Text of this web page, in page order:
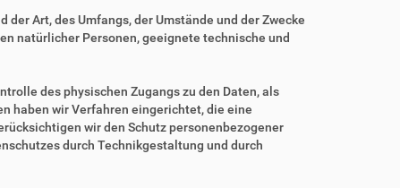
Art, des Umfangs, der Umstände und der Zwecke
natürlicher Personen, geeignete technische und
des physischen Zugangs zu den Daten, als
haben wir Verfahren eingerichtet, die eine
wir den Schutz personenbezogener
durch Technikgestaltung und durch